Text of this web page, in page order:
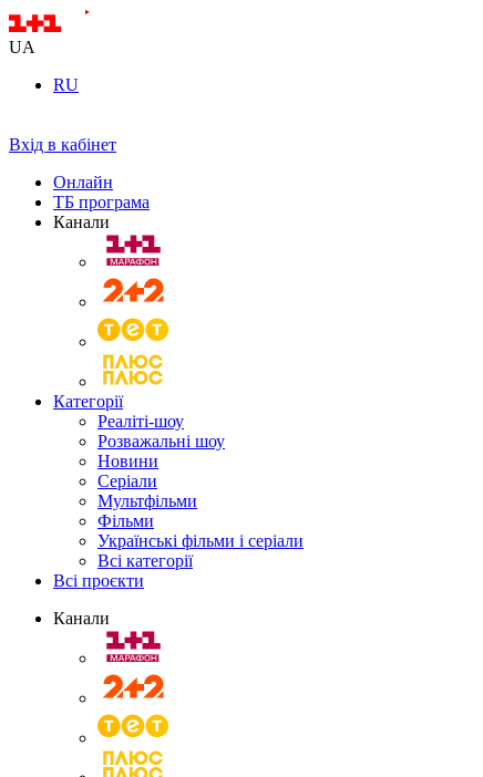
UA
RU
Вхід в кабінет
Онлайн
ТБ програма
Канали
Категорії
Реаліті-шоу
Розважальні шоу
Новини
Серіали
Мультфільми
Фільми
Українські фільми і серіали
Всі категорії
Всі проєкти
Канали